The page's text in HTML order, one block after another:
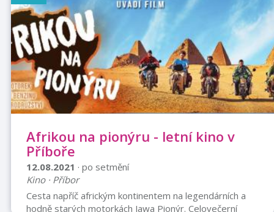
Afrikou na pionýru - letní kino v
Příboře
12.08.2021 · po setmění
Kino · Příbor
Cesta napříč africkým kontinentem na legendárních a
hodně starých motorkách Jawa Pionýr. Celovečerní